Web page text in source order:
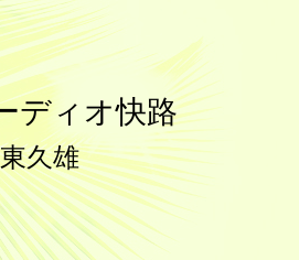
ディオ快路
久雄